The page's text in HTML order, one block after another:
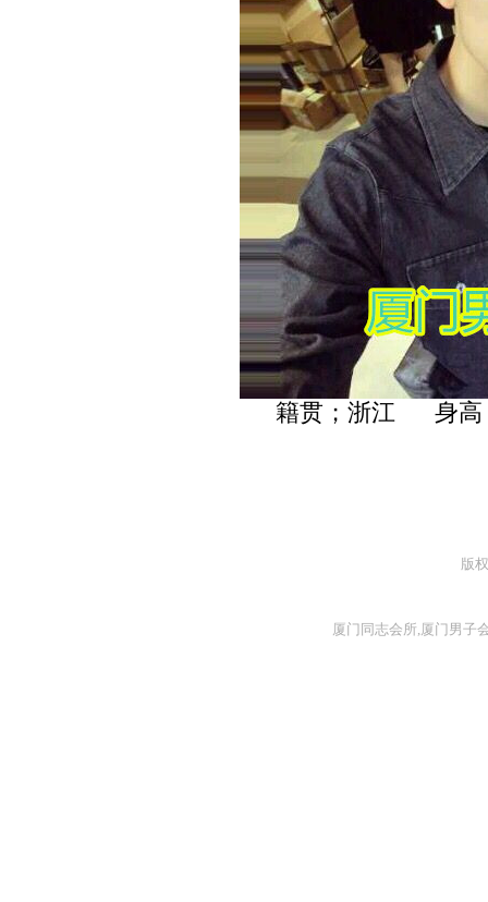
籍贯；浙江 身高
版
厦门同志会所,厦门男子